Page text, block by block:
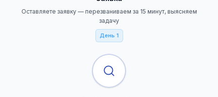
Оставляете заявку — перезваниваем за 15 минут, выясняем
задачу
День 1